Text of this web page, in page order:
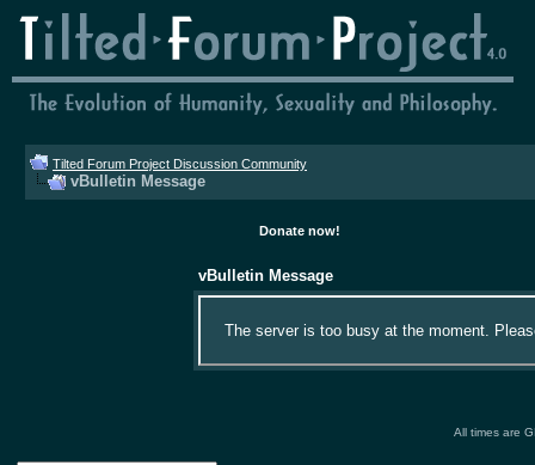
Tilted Forum Project Discussion Community
vBulletin Message
Donate now!
vBulletin Message
The server is too busy at the moment.
All times are